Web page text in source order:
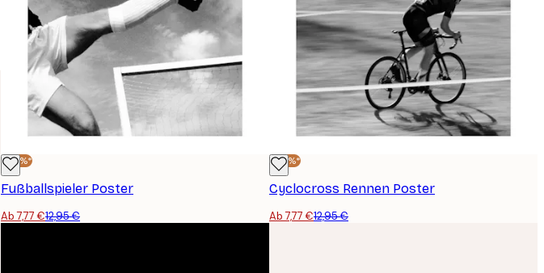
-40%*
Fußballspieler Poster
Ab 7,77 €12,95 €
-40%*
Cyclocross Rennen Poster
Ab 7,77 €12,95 €